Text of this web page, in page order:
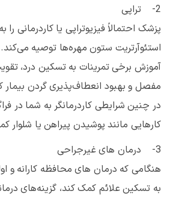
2- تراپی
پزشک احتمالاً فیزیوتراپی یا کاردرمانی را
استئوآرتریت ستون مهره‌ها توصیه می‌کند.
آموزش برخی تمرینات به تسکین درد،
مفصل و بهبود انعطاف‌پذیری گردن
در چنین شرایطی کاردرمانگر به شما در
کارهایی مانند پوشیدن پیراهن یا شلوار
3- درمان های غیرجراحی
هنگامی که درمان های محافظه کارانه و
به تسکین علائم کمک کند، گزینه‌های